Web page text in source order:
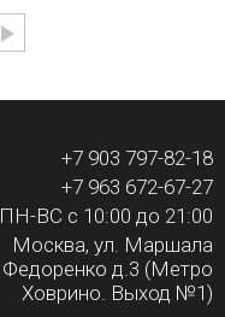
+7 903 797-82-18
+7 963 672-67-27
ПН-ВС с 10:00 до 21:00
Москва, ул. Маршала
Федоренко д.3 (Метро
Ховрино. Выход №1)